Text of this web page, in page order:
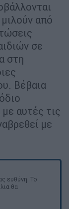
μιλούν από
σε
στη
Βέβαια
αυτές τις
με
ευθύνη. Το
θα